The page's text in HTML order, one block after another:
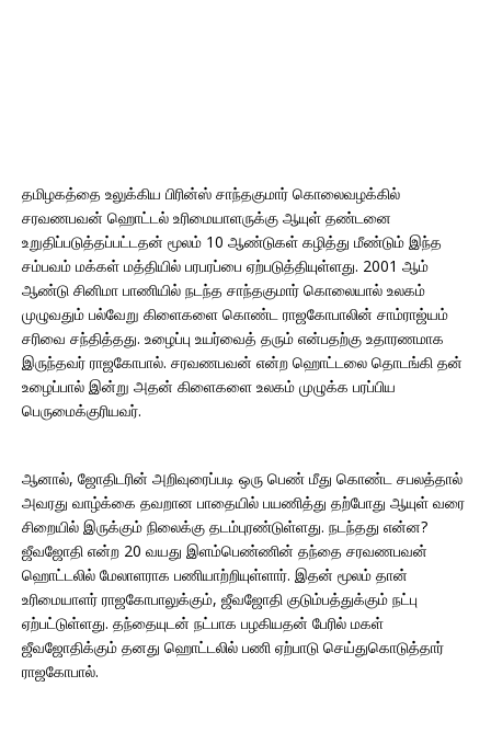
தமிழகத்தை உலுக்கிய பிரின்ஸ் சாந்தகுமார் கொலைவழக்கில்
சரவணபவன் ஹொட்டல் உரிமையாளருக்கு ஆயுள் தண்டனை
உறுதிப்படுத்தப்பட்டதன் மூலம் 10 ஆண்டுகள் கழித்து மீண்டும் இந்த
சம்பவம் மக்கள் மத்தியில் பரபரப்பை ஏற்படுத்தியுள்ளது. 2001 ஆம்
ஆண்டு சினிமா பாணியில் நடந்த சாந்தகுமார் கொலையால் உலகம்
முழுவதும் பல்வேறு கிளைகளை கொண்ட ராஜகோபாலின் சாம்ராஜ்யம்
சரிவை சந்தித்தது. உழைப்பு உயர்வைத் தரும் என்பதற்கு உதாரணமாக
இருந்தவர் ராஜகோபால். சரவணபவன் என்ற ஹொட்டலை தொடங்கி தன்
உழைப்பால் இன்று அதன் கிளைகளை உலகம் முழுக்க பரப்பிய
பெருமைக்குரியவர்.
ஆனால், ஜோதிடரின் அறிவுரைப்படி ஒரு பெண் மீது கொண்ட சபலத்தால்
அவரது வாழ்க்கை தவறான பாதையில் பயணித்து தற்போது ஆயுள் வரை
சிறையில் இருக்கும் நிலைக்கு தடம்புரண்டுள்ளது. நடந்தது என்ன?
ஜீவஜோதி என்ற 20 வயது இளம்பெண்ணின் தந்தை சரவணபவன்
ஹொட்டலில் மேலாளராக பணியாற்றியுள்ளார். இதன் மூலம் தான்
உரிமையாளர் ராஜகோபாலுக்கும், ஜீவஜோதி குடும்பத்துக்கும் நட்பு
ஏற்பட்டுள்ளது. தந்தையுடன் நட்பாக பழகியதன் பேரில் மகள்
ஜீவஜோதிக்கும் தனது ஹொட்டலில் பணி ஏற்பாடு செய்துகொடுத்தார்
ராஜகோபால்.